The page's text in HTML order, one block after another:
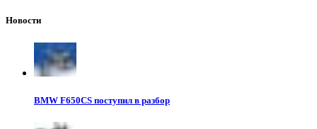
Новости
BMW F650CS поступил в разбор